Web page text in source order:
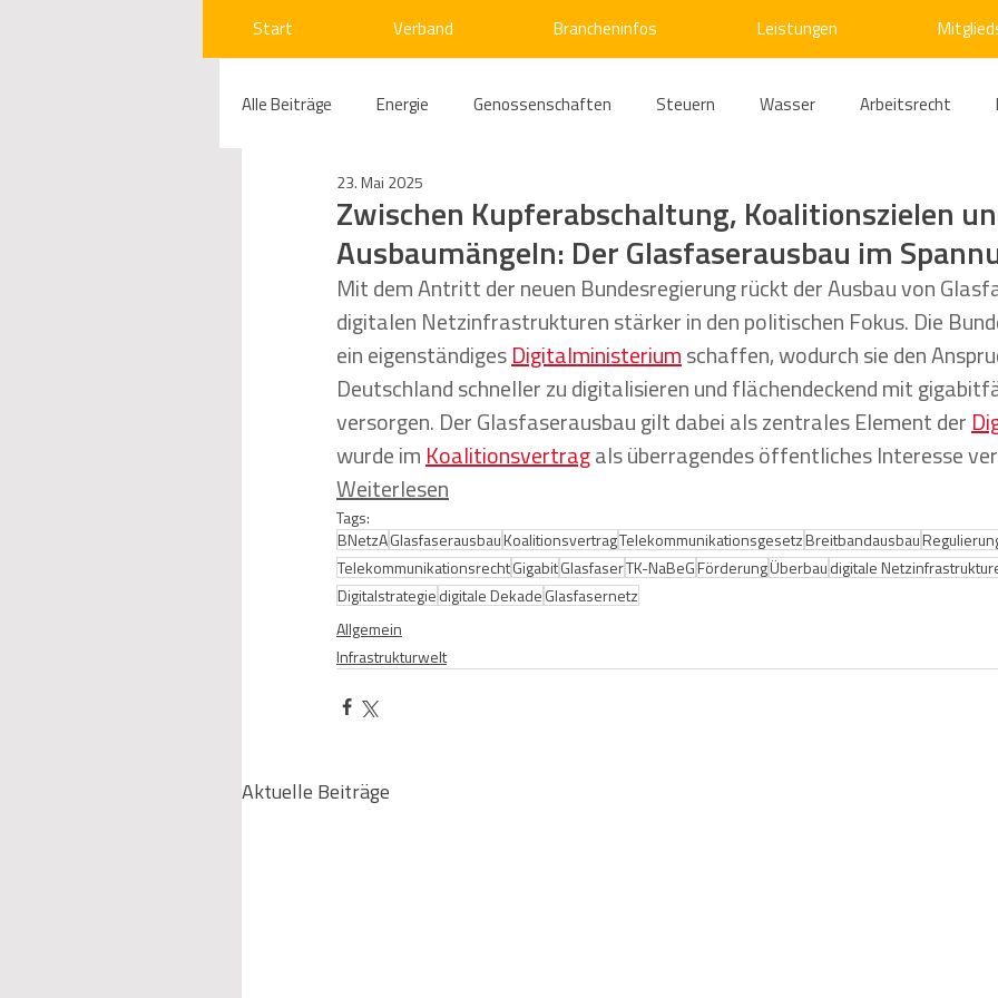
Start Verband Brancheninfos Leistungen
Alle Beiträge Energie Genossenschaften Steuern Wasser Arbeitsrecht
Compliance Gas
Beihilfenrecht Kraftwerke Kälte Verkehr Entsorgung/Abfall
Regulierung Wettbewerbs- und Kartellrecht Europarecht Wirtschafts- und
Telekommunikation Gesellschaftsrecht E-Mobilität Verwaltungsrecht
Zwischen Kupferabschaltung, Koalitionszielen
Ausbaumängeln: Der Glasfaserausbau im
23. Mai 2025
Mit dem Antritt der neuen Bundesregierung rückt der Ausbau von
digitalen Netzinfrastrukturen stärker in den politischen Fokus. Die
ein eigenständiges Digitalministerium schaffen, wodurch sie den
Deutschland schneller zu digitalisieren und flächendeckend mit
versorgen. Der Glasfaserausbau gilt dabei als zentrales Element der
wurde im Koalitionsvertrag als überragendes öffentliches Interesse
Weiterlesen
Tags:
BNetzAGlasfaserausbauKoalitionsvertragTelekommunikationsgesetzBreitbandausbau
TelekommunikationsrechtGigabitGlasfaserTK-NaBeGFörderungÜberbaudigitale
Digitalstrategiedigitale DekadeGlasfasernetz
Allgemein
Infrastrukturwelt
Aktuelle Beiträge